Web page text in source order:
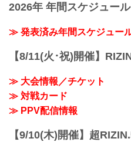
配信
たぞ
お得
2026年 年間スケジュール
≫ 発表済み年間スケジュー
【8/11(火･祝)開催】
≫ 大会情報／チケット
≫ 対戦カード
≫ PPV配信情報
【9/10(木)開催】超